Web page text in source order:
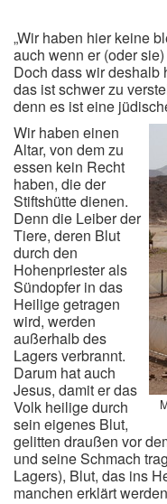
„Wir haben hier keine
auch wenn er (oder
Doch dass wir deshalb
das ist schwer zu
denn es ist eine
Wir haben einen
Altar, von dem zu
essen kein Recht
haben, die der
Stiftshütte dienen.
Denn die Leiber der
Tiere, deren Blut
durch den
Hohenpriester als
Sündopfer in das
Heilige getragen
wird, werden
außerhalb des
Lagers verbrannt.
Darum hat auch
Jesus, damit er das
Volk heilige durch
sein eigenes Blut,
gelitten draußen vor
und seine Schmach
Lagers), Blut, das ins
manchen erklärt